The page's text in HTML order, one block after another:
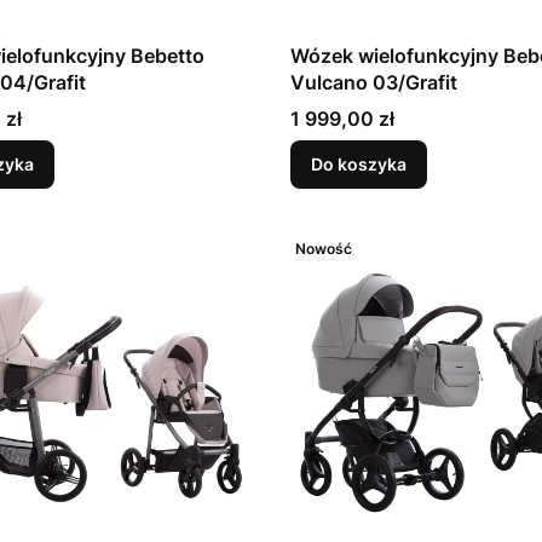
Bebetto
Grafit
Wózek wielofunkcyjny
Vulcano 03/Grafit
Cena
1 999,00 zł
Do koszyka
Nowość